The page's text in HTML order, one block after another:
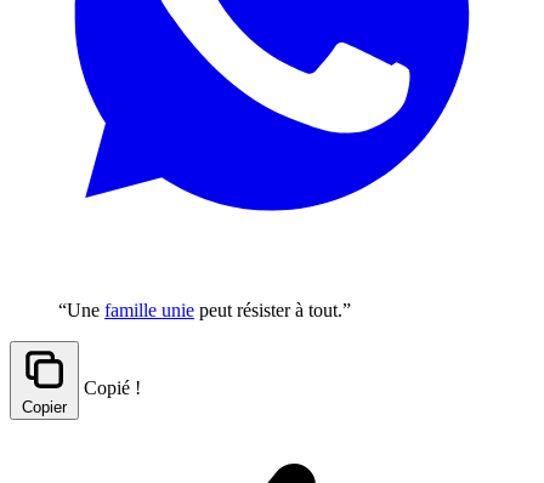
“Une famille unie peut résister à tout.”
Copier
Copié !